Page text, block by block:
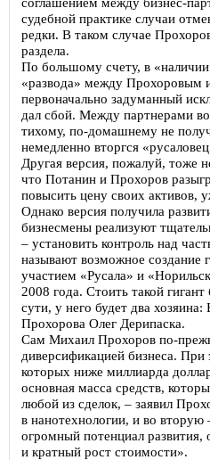
судебной практике случаи
редки. В таком случае
раздела.
По большому счету, в
«развода» между Прохоровым
первоначально задуманный
дал сбой. Между партнерами
тихому, по-домашнему не
немедленно вторгся
Другая версия, пожалуй, тоже
что Потанин и Прохоров
повысить цену своих активов,
Однако версия получила
бизнесмены реализуют
– установить контроль над
называют возможное создание
участием «Русала» и
2008 года. Стоить такой
сути, у него будет два
Прохорова Олег Дерипаска.
Сам Михаил Прохоров по-
диверсификацией бизнеса. При
которых ниже миллиарда
основная масса средств,
любой из сделок, – заявил
в нанотехнологии, и во
огромный потенциал развития,
и кратный рост стоимости».